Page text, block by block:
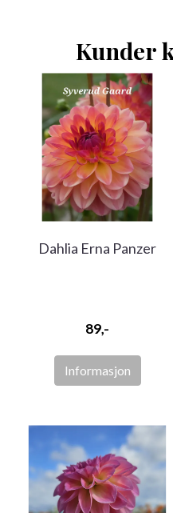
Kunder
Dahlia Erna Panzer
89,-
Informasjon